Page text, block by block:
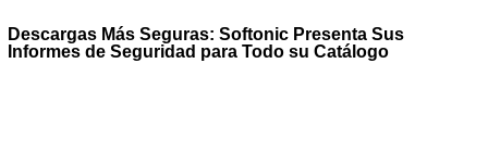
Descargas Más Seguras: Softonic Presenta Sus
Informes de Seguridad para Todo su Catálogo